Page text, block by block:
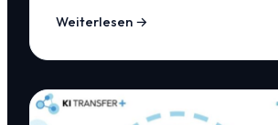
Weiterlesen →